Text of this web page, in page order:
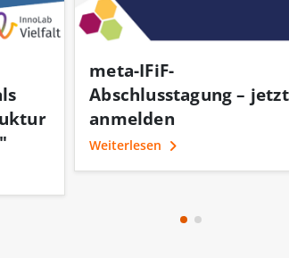
meta-IFiF-
Abschlusstagung – jetzt
anmelden
Weiterlesen